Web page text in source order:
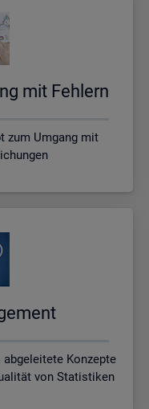
mit Feh­lern
zum Umgang mit
abgeleitete Konzepte
von Statistiken